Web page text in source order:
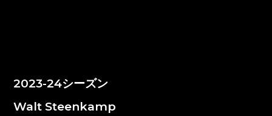
2023-24シーズン
Walt Steenkamp